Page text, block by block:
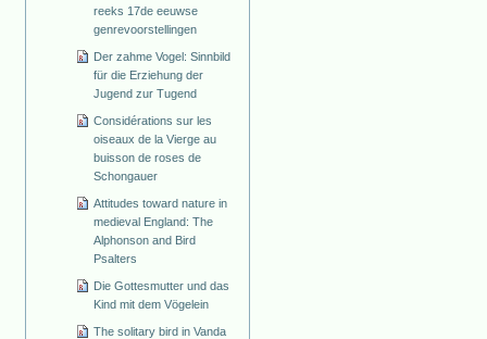
reeks 17de eeuwse
genrevoorstellingen
Der zahme Vogel: Sinnbild
für die Erziehung der
Jugend zur Tugend
Considérations sur les
oiseaux de la Vierge au
buisson de roses de
Schongauer
Attitudes toward nature in
medieval England: The
Alphonson and Bird
Psalters
Die Gottesmutter und das
Kind mit dem Vögelein
The solitary bird in Vanda